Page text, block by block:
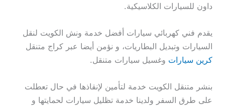
داون للسيارات الكلاسيكية.
يقدم فني كهربائي سيارات أفضل خدمة ونش الكويت لنقل
السيارات وتبديل البطاريات، و نؤمن أيضا عبر كراج متنقل
كرين سيارات وغسيل سيارات متنقل.
بنشر متنقل الكويت خدمة لتأمين لإنقاذها في حال تعطلت
على طرق السفر ولدينا خدمة تظليل سيارات لحمايتها و